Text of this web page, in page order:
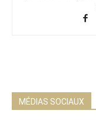
MÉDIAS SOCIAUX